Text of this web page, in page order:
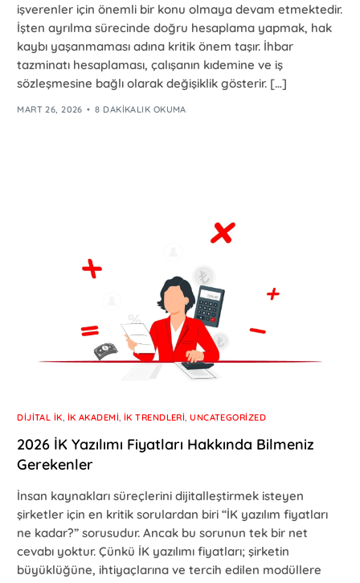
işverenler için önemli bir konu olmaya devam etmektedir.
İşten ayrılma sürecinde doğru hesaplama yapmak, hak
kaybı yaşanmaması adına kritik önem taşır. İhbar
tazminatı hesaplaması, çalışanın kıdemine ve iş
sözleşmesine bağlı olarak değişiklik gösterir. […]
MART 26, 2026 8 DAKIKALIK OKUMA
DIJITAL İK, İK AKADEMI, İK TRENDLERI,UNCATEGORIZED
2026 İK Yazılımı Fiyatları Hakkında Bilmeniz
Gerekenler
İnsan kaynakları süreçlerini dijitalleştirmek isteyen
şirketler için en kritik sorulardan biri “İK yazılım fiyatları
ne kadar?” sorusudur. Ancak bu sorunun tek bir net
cevabı yoktur. Çünkü İK yazılımı fiyatları; şirketin
büyüklüğüne, ihtiyaçlarına ve tercih edilen modüllere